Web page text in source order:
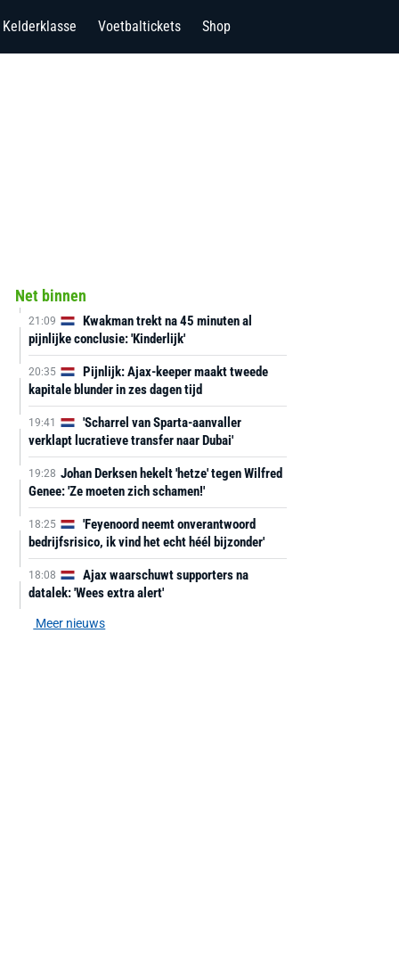
Kelderklasse Voetbaltickets Shop
Net binnen
21:09
Kwakman trekt na 45 minuten al
pijnlijke conclusie: 'Kinderlijk'
20:35
Pijnlijk: Ajax-keeper maakt tweede
kapitale blunder in zes dagen tijd
19:41
'Scharrel van Sparta-aanvaller
verklapt lucratieve transfer naar Dubai'
19:28 Johan Derksen hekelt 'hetze' tegen Wilfred
Genee: 'Ze moeten zich schamen!'
18:25
'Feyenoord neemt onverantwoord
bedrijfsrisico, ik vind het echt héél bijzonder'
18:08
Ajax waarschuwt supporters na
datalek: 'Wees extra alert'
Meer nieuws